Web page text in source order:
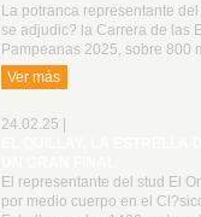
La potranca representante
se adjudic? la Carrera de las
Pampeanas 2025, sobre 800
Ver más
24.02.25 |
El representante del stud El
por medio cuerpo en el